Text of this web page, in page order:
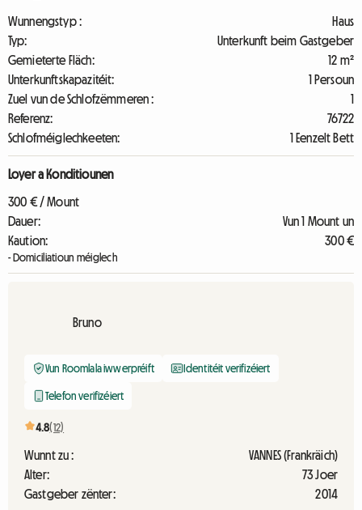
Wunnengstyp :
Haus
Typ:
Unterkunft beim Gastgeber
Gemieterte Fläch:
12 m²
Unterkunftskapazitéit:
1 Persoun
Zuel vun de Schlofzëmmeren :
1
Referenz:
76722
Schlofméiglechkeeten:
1 Eenzelt Bett
Loyer a Konditiounen
300 € / Mount
Dauer:
Vun 1 Mount un
Kaution:
300 €
- Domiciliatioun méiglech
Bruno
Vun Roomlala iwwerpréift Identitéit verifizéiert
Telefon verifizéiert
4.8(12)
Wunnt zu :
VANNES (Frankräich)
Alter:
73 Joer
Gastgeber zënter:
2014